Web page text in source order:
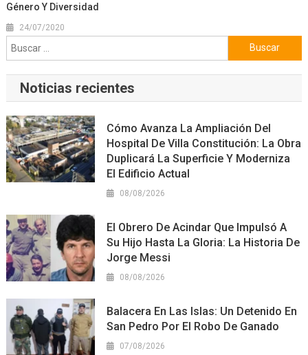
Género Y Diversidad
24/07/2020
Buscar:
Noticias recientes
Cómo Avanza La Ampliación Del
Hospital De Villa Constitución: La Obra
Duplicará La Superficie Y Moderniza
El Edificio Actual
08/08/2026
El Obrero De Acindar Que Impulsó A
Su Hijo Hasta La Gloria: La Historia De
Jorge Messi
08/08/2026
Balacera En Las Islas: Un Detenido En
San Pedro Por El Robo De Ganado
07/08/2026